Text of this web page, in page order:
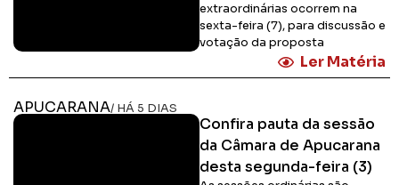
extraordinárias ocorrem na
sexta-feira (7), para discussão e
votação da proposta
Ler Matéria
APUCARANA/ HÁ 5 DIAS
Confira pauta da sessão
da Câmara de Apucarana
desta segunda-feira (3)